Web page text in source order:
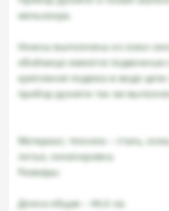
мельхиора.
Ножны выполнены из кожи
обоймице имеются подвижные
крепления подвеса в виде
прибор рукояти так же
Материал, техника – сталь,
литье, никелировка.
Размеры:
Длина общая – 44,6 см.